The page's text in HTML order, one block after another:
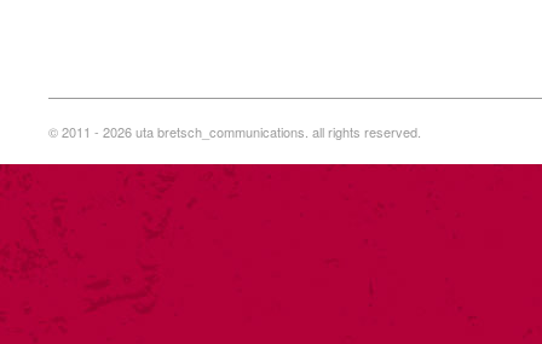
© 2011 - 2026 uta bretsch_communications. all rights reserved.